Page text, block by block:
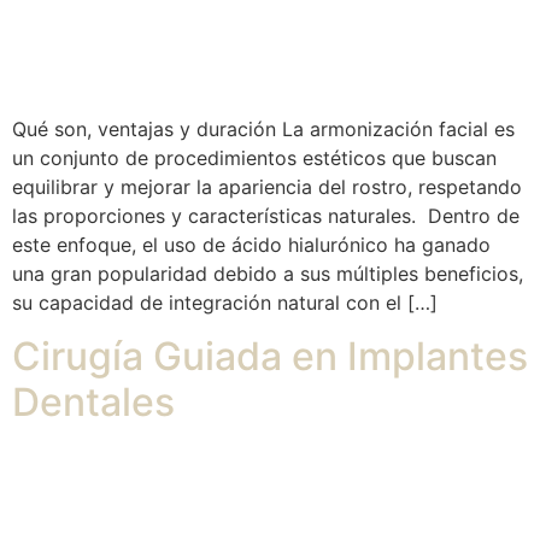
Qué son, ventajas y duración La armonización facial es
un conjunto de procedimientos estéticos que buscan
equilibrar y mejorar la apariencia del rostro, respetando
las proporciones y características naturales. Dentro de
este enfoque, el uso de ácido hialurónico ha ganado
una gran popularidad debido a sus múltiples beneficios,
su capacidad de integración natural con el […]
Cirugía Guiada en Implantes
Dentales